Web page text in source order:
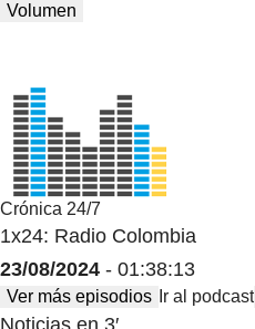
Volumen
Crónica 24/7
1x24: Radio Colombia
23/08/2024 - 01:38:13
Ver más episodios Ir al podcast